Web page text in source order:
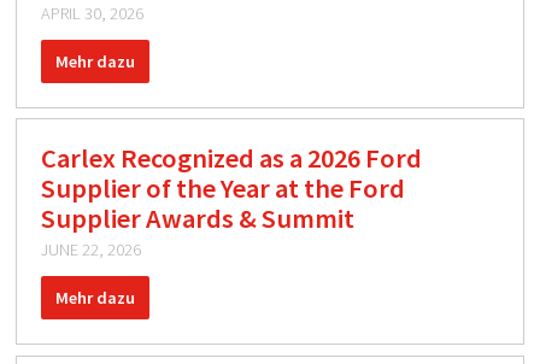
APRIL 30, 2026
Mehr dazu
Carlex Recognized as a 2026 Ford
Supplier of the Year at the Ford
Supplier Awards & Summit
JUNE 22, 2026
Mehr dazu